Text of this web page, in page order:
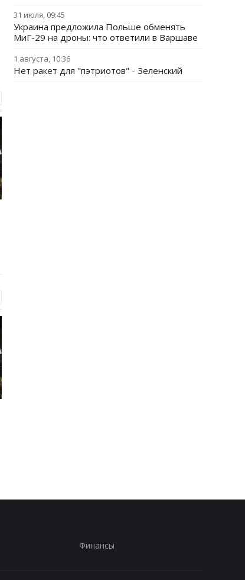
31 июля, 09:45
Украина предложила Польше обменять
МиГ-29 на дроны: что ответили в Варшаве
1 августа, 10:36
Нет ракет для "пэтриотов" - Зеленский
Финансы